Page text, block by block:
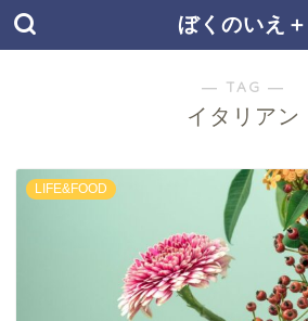
ぼくのいえ＋
― TAG ―
イタリアン
LIFE&FOOD